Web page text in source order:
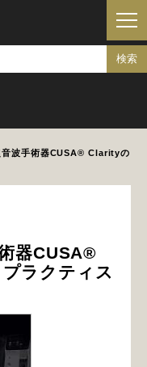
音波手術器CUSA® Clarityの
器CUSA®
ラクティス